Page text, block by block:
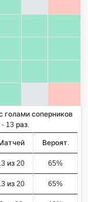
голами соперников
13 раз.
Вероят.
из 20 65%
из 20 65%